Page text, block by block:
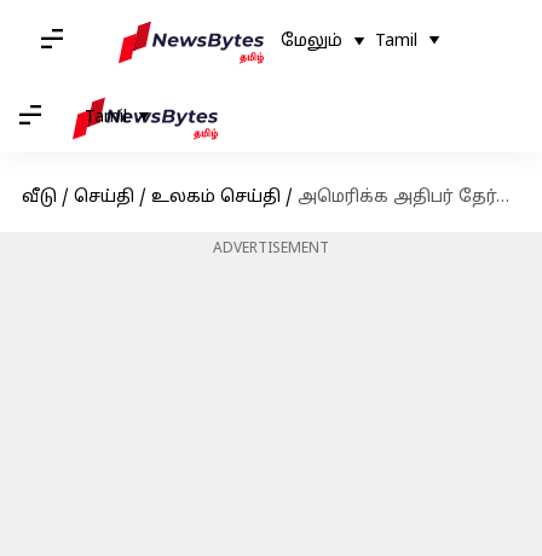
மேலும் Tamil
Tamil
வீடு / செய்தி / உலகம் செய்தி / அமெரிக்க அதிபர் தேர்தல் 2024: முன்னிலையில் டிரம்ப்; கமலாவின் நிலை என்ன?
ADVERTISEMENT